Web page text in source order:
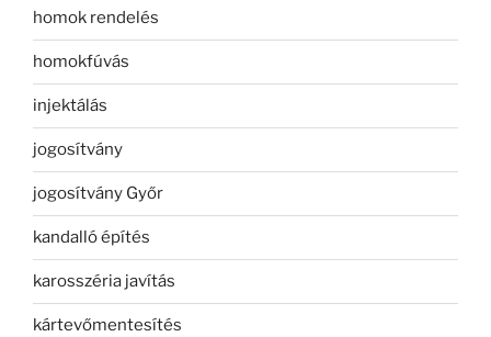
homok rendelés
homokfúvás
injektálás
jogosítvány
jogosítvány Győr
kandalló építés
karosszéria javítás
kártevőmentesítés